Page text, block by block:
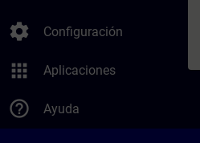
settings Configuración
apps Aplicaciones
help_outline Ayuda